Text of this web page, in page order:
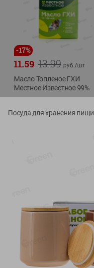
-17%
13.99
11.59 руб./шт
Масло Топленое ГХИ
Местное Известное 99%
Специально для вас
Посуда для хранения пищи